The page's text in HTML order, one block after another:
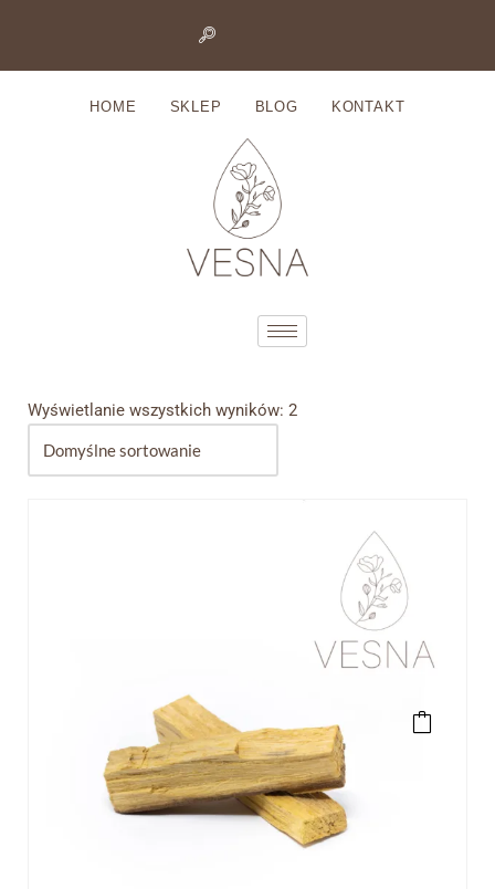
HOME SKLEP BLOG KONTAKT
Wyświetlanie wszystkich wyników: 2